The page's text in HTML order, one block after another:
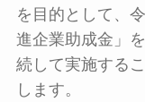
を目的として、
進企業助成金」
続して実施する
します。